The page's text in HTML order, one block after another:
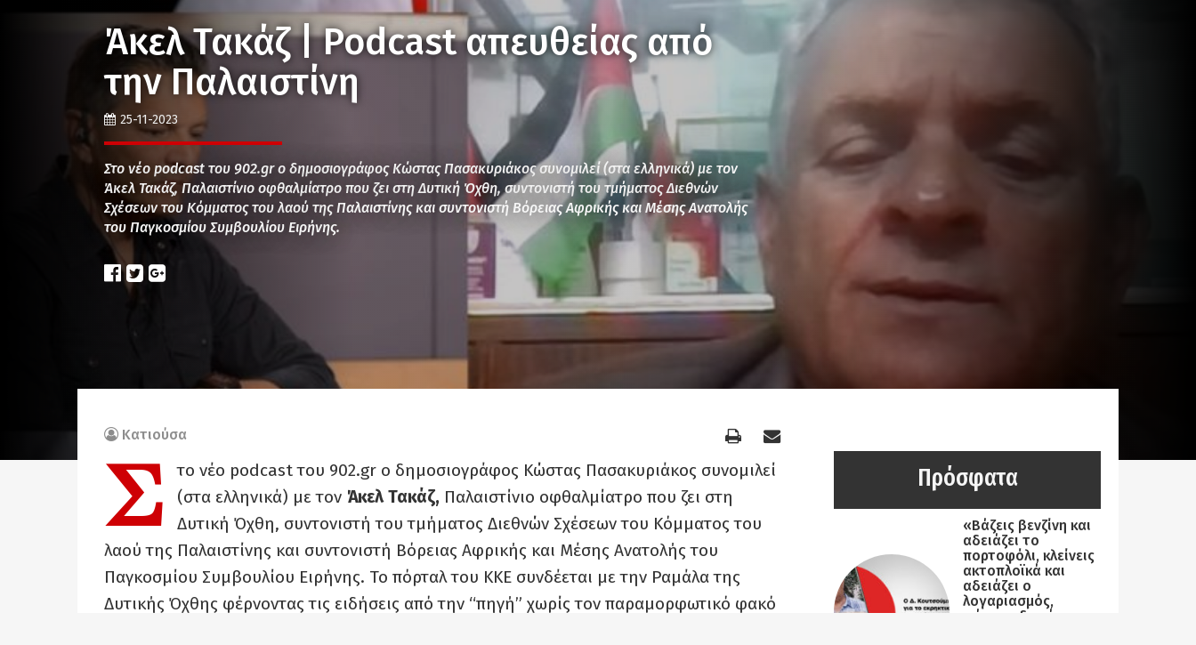
Άκελ Τακάζ | Podcast απευθείας από
την Παλαιστίνη
25-11-2023
Στο νέο podcast του 902.gr ο δημοσιογράφος Κώστας Πασακυριάκος συνομιλεί (στα ελληνικά) με τον
Άκελ Τακάζ, Παλαιστίνιο οφθαλμίατρο που ζει στη Δυτική Όχθη, συντονιστή του τμήματος Διεθνών
Σχέσεων του Κόμματος του λαού της Παλαιστίνης και συντονιστή Βόρειας Αφρικής και Μέσης Ανατολής
του Παγκοσμίου Συμβουλίου Ειρήνης.
Κατιούσα
Σ
το νέο podcast του 902.gr ο δημοσιογράφος Κώστας Πασακυριάκος συνομιλεί
(στα ελληνικά) με τον Άκελ Τακάζ, Παλαιστίνιο οφθαλμίατρο που ζει στη
Δυτική Όχθη, συντονιστή του τμήματος Διεθνών Σχέσεων του Κόμματος του
λαού της Παλαιστίνης και συντονιστή Βόρειας Αφρικής και Μέσης Ανατολής του
Παγκοσμίου Συμβουλίου Ειρήνης. Το πόρταλ του ΚΚΕ συνδέεται με την Ραμάλα της
Δυτικής Όχθης φέρνοντας τις ειδήσεις από την “πηγή” χωρίς τον παραμορφωτικό φακό
Πρόσφατα
«Βάζεις βενζίνη και
αδειάζει το
πορτοφόλι, κλείνεις
ακτοπλοϊκά και
αδειάζει ο
λογαριασμός,
ψάχνεις δωμάτιο